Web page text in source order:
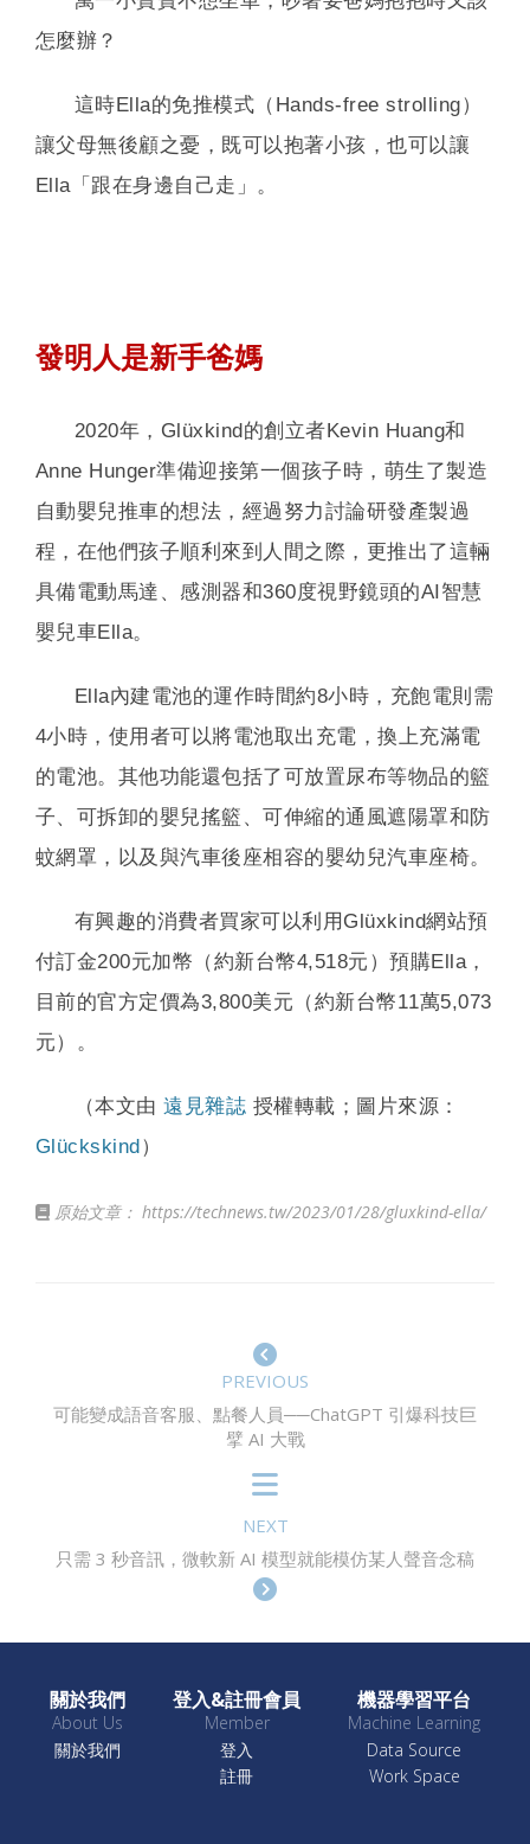
怎麼辦？
這時Ella的免推模式（Hands-free strolling）
讓父母無後顧之憂，既可以抱著小孩，也可以讓
Ella「跟在身邊自己走」。
發明人是新手爸媽
2020年，Glüxkind的創立者Kevin Huang和
Anne Hunger準備迎接第一個孩子時，萌生了製造
自動嬰兒推車的想法，經過努力討論研發產製過
程，在他們孩子順利來到人間之際，更推出了這輛
具備電動馬達、感測器和360度視野鏡頭的AI智慧
嬰兒車Ella。
Ella內建電池的運作時間約8小時，充飽電則需
4小時，使用者可以將電池取出充電，換上充滿電
的電池。其他功能還包括了可放置尿布等物品的籃
子、可拆卸的嬰兒搖籃、可伸縮的通風遮陽罩和防
蚊網罩，以及與汽車後座相容的嬰幼兒汽車座椅。
有興趣的消費者買家可以利用Glüxkind網站預
付訂金200元加幣（約新台幣4,518元）預購Ella，
目前的官方定價為3,800美元（約新台幣11萬5,073
元）。
（本文由遠見雜誌 授權轉載；圖片來源：
Glückskind）
原始文章： https://technews.tw/2023/01/28/gluxkind-ella/
PREVIOUS
可能變成語音客服、點餐人員──ChatGPT 引爆科技巨
擘 AI 大戰
NEXT
只需 3 秒音訊，微軟新 AI 模型就能模仿某人聲音念稿
關於我們
About Us
關於我們
登入&註冊會員
Member
登入
註冊
機器學習平台
Machine Learning
Data Source
Work Space